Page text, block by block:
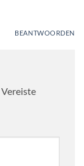
BEANTWOORDEN
Vereiste